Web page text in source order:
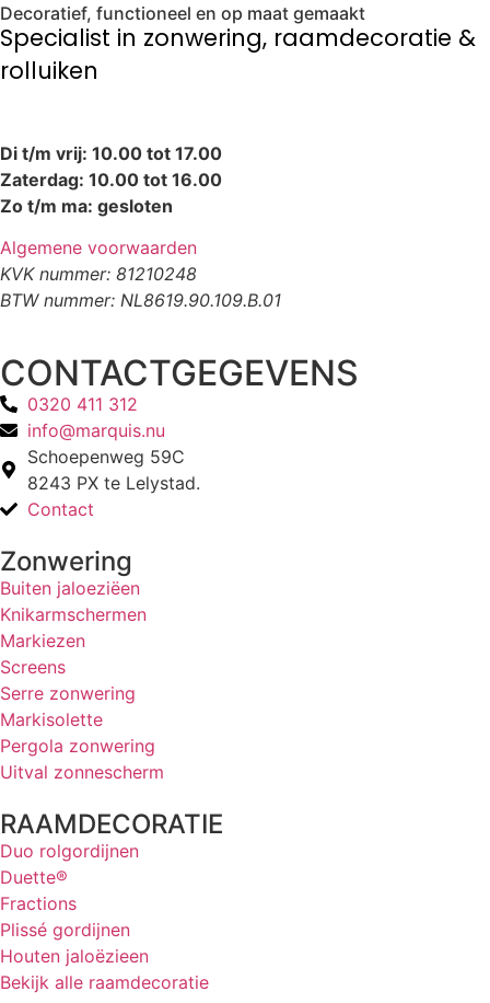
Decoratief, functioneel en op maat gemaakt
Specialist in zonwering, raamdecoratie &
rolluiken
Di t/m vrij: 10.00 tot 17.00
Zaterdag: 10.00 tot 16.00
Zo t/m ma: gesloten
Algemene voorwaarden
KVK nummer: 81210248
BTW nummer: NL8619.90.109.B.01
CONTACTGEGEVENS
0320 411 312
info@marquis.nu
Schoepenweg 59C
8243 PX te Lelystad.
Contact
Zonwering
Buiten jaloeziëen
Knikarmschermen
Markiezen
Screens
Serre zonwering
Markisolette
Pergola zonwering
Uitval zonnescherm
RAAMDECORATIE
Duo rolgordijnen
Duette®
Fractions
Plissé gordijnen
Houten jaloëzieen
Bekijk alle raamdecoratie